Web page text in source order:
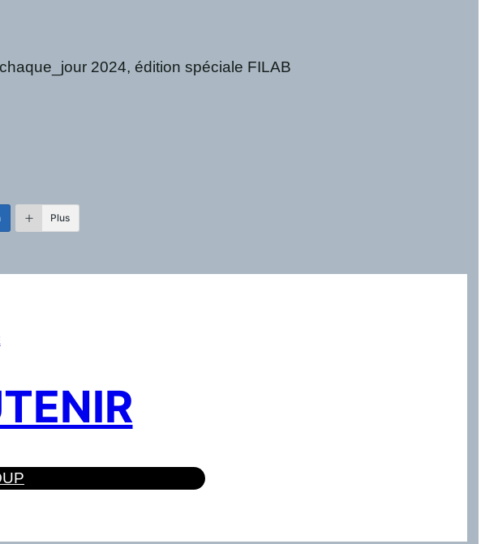
2024, édition spéciale FILAB
Plus